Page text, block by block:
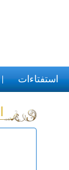
استفتاءات